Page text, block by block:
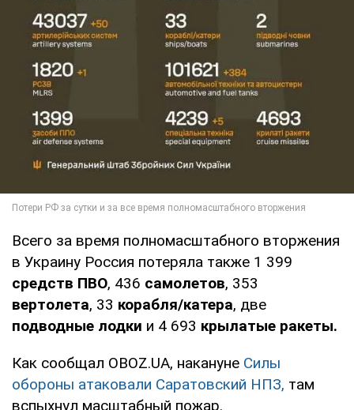
Всего за время полномасштабного вторжения
в Украину Россия потеряла также 1 399
средств ПВО, 436 самолетов, 353
вертолета, 33 корабля/катера, две
подводные лодки и 4 693 крылатые ракеты.
Как сообщал OBOZ.UA, накануне Силы
обороны атаковали Саратовский НПЗ, там
вспыхнул масштабный пожар.